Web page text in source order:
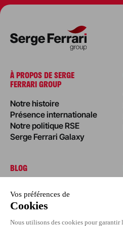
À PROPOS DE SERGE
FERRARI GROUP
Notre histoire
Présence internationale
Notre politique RSE
Serge Ferrari Galaxy
BLOG
Actualités
Nos réalisations
Nos conseils